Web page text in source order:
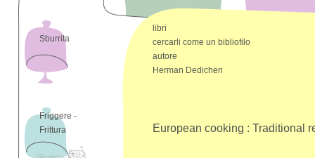
Sburrita
Friggere -
Frittura
libri
cercarli come un bibliofilo
autore
Herman Dedichen
European cooking : Traditional